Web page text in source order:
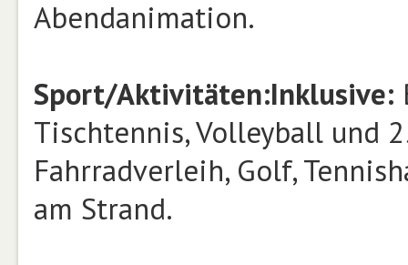
Abendanimation.
Sport/Aktivitäten:Inklusive:
Tischtennis, Volleyball und
Fahrradverleih, Golf,
am Strand.